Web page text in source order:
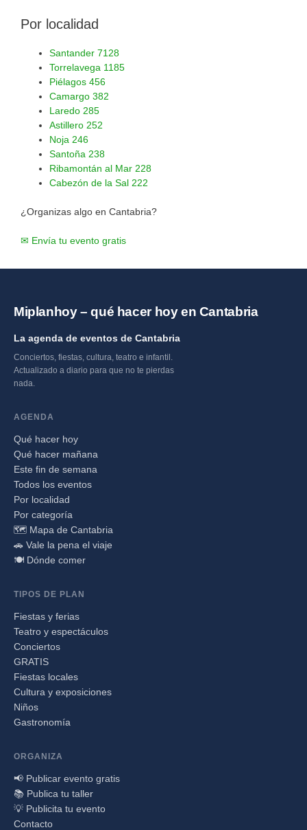
Por localidad
Santander 7128
Torrelavega 1185
Piélagos 456
Camargo 382
Laredo 285
Astillero 252
Noja 246
Santoña 238
Ribamontán al Mar 228
Cabezón de la Sal 222
¿Organizas algo en Cantabria?
✉ Envía tu evento gratis
Miplanhoy – qué hacer hoy en Cantabria
La agenda de eventos de Cantabria
Conciertos, fiestas, cultura, teatro e infantil.
Actualizado a diario para que no te pierdas
nada.
AGENDA
Qué hacer hoy
Qué hacer mañana
Este fin de semana
Todos los eventos
Por localidad
Por categoría
🗺️ Mapa de Cantabria
🚗 Vale la pena el viaje
🍽️ Dónde comer
TIPOS DE PLAN
Fiestas y ferias
Teatro y espectáculos
Conciertos
GRATIS
Fiestas locales
Cultura y exposiciones
Niños
Gastronomía
ORGANIZA
📢 Publicar evento gratis
📚 Publica tu taller
💡 Publicita tu evento
Contacto